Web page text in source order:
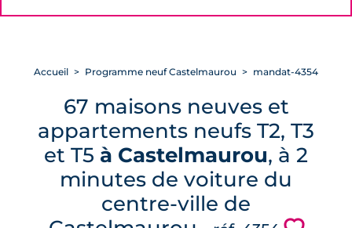
Accueil Programme neuf Castelmaurou mandat-4354
67 maisons neuves et
appartements neufs T2, T3
et T5 à Castelmaurou, à 2
minutes de voiture du
centre-ville de